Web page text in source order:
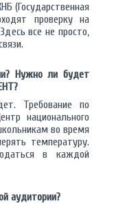
(Государственная
проверку на
все не просто,
Нужно ли будет
Требование по
национального
во время
температуру.
в каждой
аудитории?